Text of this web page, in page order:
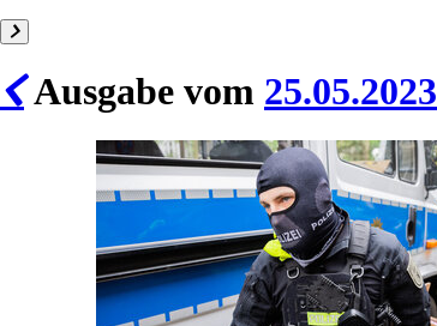
Ausgabe vom 25.05.2023